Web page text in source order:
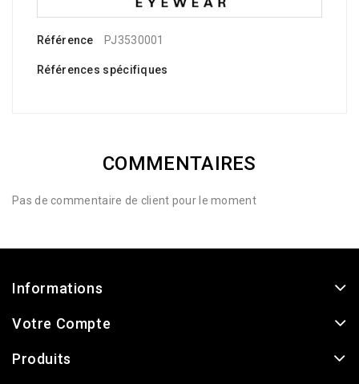
Référence PJ3530001
Références spécifiques
COMMENTAIRES
Pas de commentaire de client pour le moment
Informations
Votre Compte
Produits